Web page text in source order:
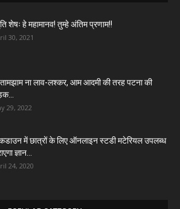
शेषः हे महामानव! तुम्हे अंतिम प्रणाम!!
30, 2021
तामझाम ना लाव-लश्कर, आम आदमी की तरह पटना की
29, 2022
में छात्रों के लिए ऑनलाइन स्टडी मटेरियल उपलब्ध
ज्ञान...
24, 2020